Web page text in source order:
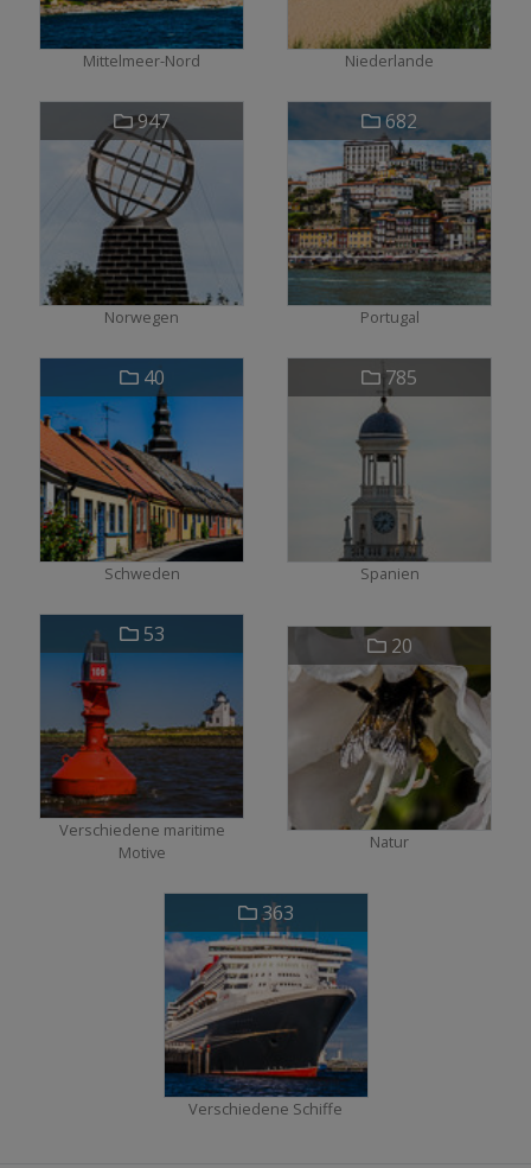
Mittelmeer-Nord Niederlande
947
Norwegen
682
Portugal
40
Schweden
785
Spanien
53
Verschiedene maritime
Motive
20
Natur
363
Verschiedene Schiffe